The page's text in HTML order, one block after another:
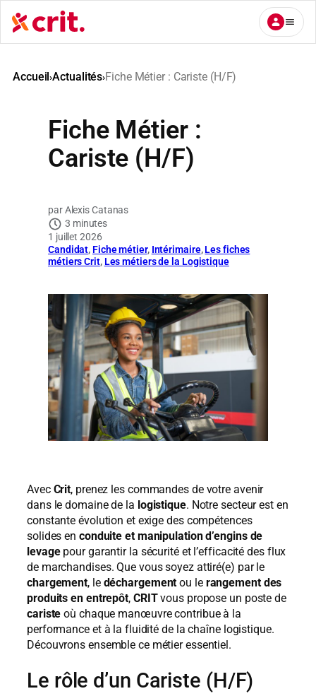
Aller
au
contenu
Accueil›Actualités›Fiche Métier : Cariste (H/F)
Fiche Métier :
Cariste (H/F)
Alexis Catanas
3 minutes
1 juillet 2026
Candidat, Fiche métier, Intérimaire, Les fiches
métiers Crit, Les métiers de la Logistique
Avec Crit, prenez les commandes de votre avenir
dans le domaine de la logistique. Notre secteur est en
constante évolution et exige des compétences
solides en conduite et manipulation d’engins de
levagepour garantir la sécurité et l’efficacité des flux
de marchandises. Que vous soyez attiré(e) par le
chargement, le déchargement ou le rangement des
produits en entrepôt, CRITvous propose un poste de
cariste où chaque manœuvre contribue à la
performance et à la fluidité de la chaîne logistique.
Découvrons ensemble ce métier essentiel.
Le rôle d’un Cariste (H/F)